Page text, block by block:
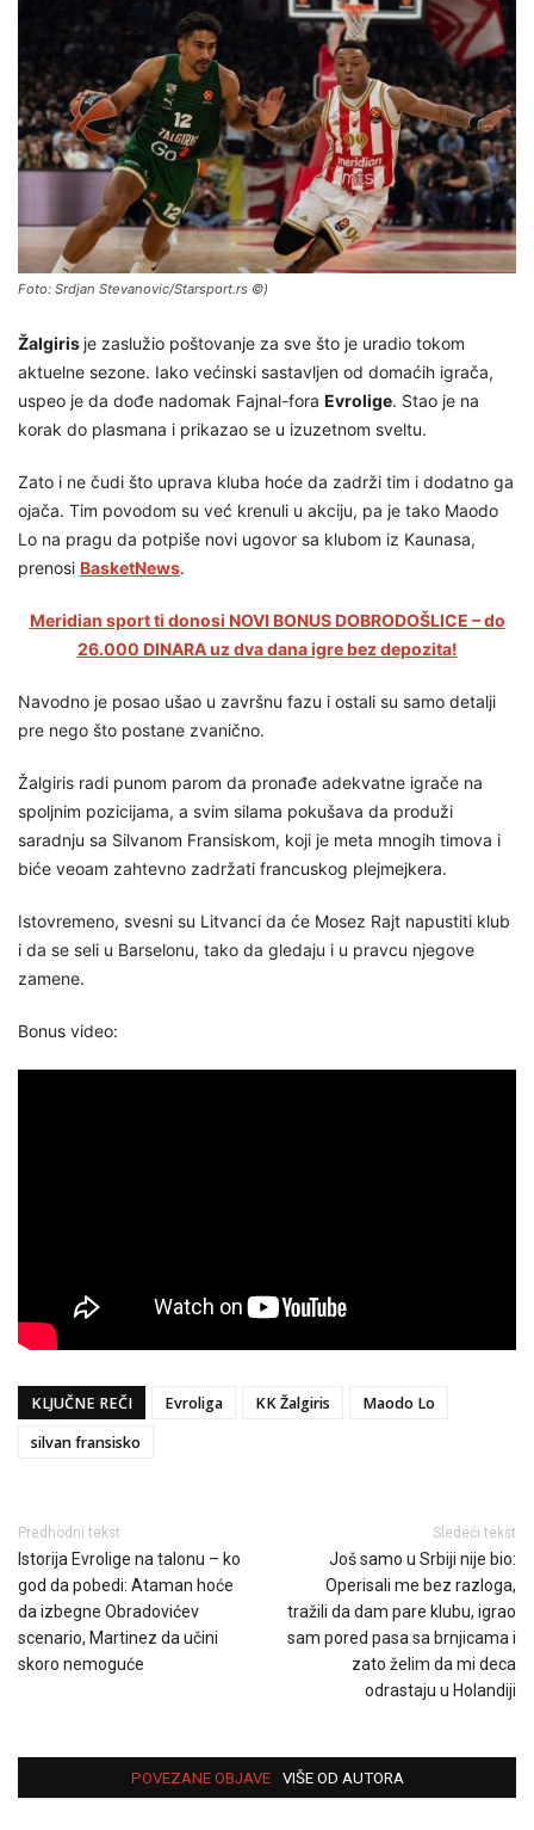
Foto: Srdjan Stevanovic/Starsport.rs ©)
Žalgiris je zaslužio poštovanje za sve što je uradio tokom
aktuelne sezone. Iako većinski sastavljen od domaćih igrača,
uspeo je da dođe nadomak Fajnal-fora Evrolige. Stao je na
korak do plasmana i prikazao se u izuzetnom sveltu.
Zato i ne čudi što uprava kluba hoće da zadrži tim i dodatno ga
ojača. Tim povodom su već krenuli u akciju, pa je tako Maodo
Lo na pragu da potpiše novi ugovor sa klubom iz Kaunasa,
prenosi BasketNews.
Meridian sport ti donosi NOVI BONUS DOBRODOŠLICE – do
26.000 DINARA uz dva dana igre bez depozita!
Navodno je posao ušao u završnu fazu i ostali su samo detalji
pre nego što postane zvanično.
Žalgiris radi punom parom da pronađe adekvatne igrače na
spoljnim pozicijama, a svim silama pokušava da produži
saradnju sa Silvanom Fransiskom, koji je meta mnogih timova i
biće veoam zahtevno zadržati francuskog plejmejkera.
Istovremeno, svesni su Litvanci da će Mosez Rajt napustiti klub
i da se seli u Barselonu, tako da gledaju i u pravcu njegove
zamene.
Bonus video:
KLJUČNE REČI Evroliga KK Žalgiris
Maodo Lo
silvan fransisko
Predhodni tekst
Istorija Evrolige na talonu – ko
god da pobedi: Ataman hoće
da izbegne Obradovićev
scenario, Martinez da učini
skoro nemoguće
Sledeći tekst
Još samo u Srbiji nije bio:
Operisali me bez razloga,
tražili da dam pare klubu, igrao
sam pored pasa sa brnjicama i
zato želim da mi deca
odrastaju u Holandiji
POVEZANE OBJAVE VIŠE OD AUTORA